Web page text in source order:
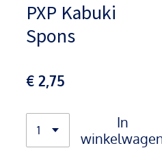
PXP Kabuki
Spons
€ 2,75
In